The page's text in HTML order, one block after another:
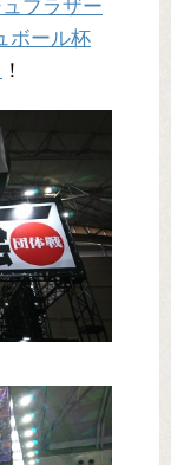
ュブラザー
ボール杯
！